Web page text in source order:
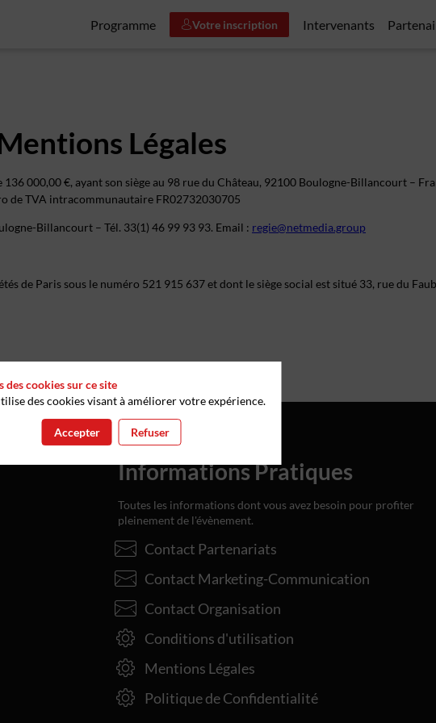
Programme Votre inscription Intervenants
Légales
000,00 €, ayant son siège au 98 rue du Château, 92100 Boulogne-Billancourt –
de TVA intracommunautaire FR02732030705
Billancourt – Tél. 33(1) 46 99 93 93. Email : regie@netmedia.group
de Paris sous le numéro 521 915 637 et dont le siège social est situé 33, rue du
Informations Pratiques
Toutes les informations dont vous avez besoin pour profiter
pleinement de l'évènement.
Contact Partenariats
Contact Marketing-Communication
Contact Organisation
Conditions d'utilisation
Mentions Légales
Politique de Confidentialité
des cookies sur ce site
des cookies visant à améliorer votre expérience.
Accepter Refuser